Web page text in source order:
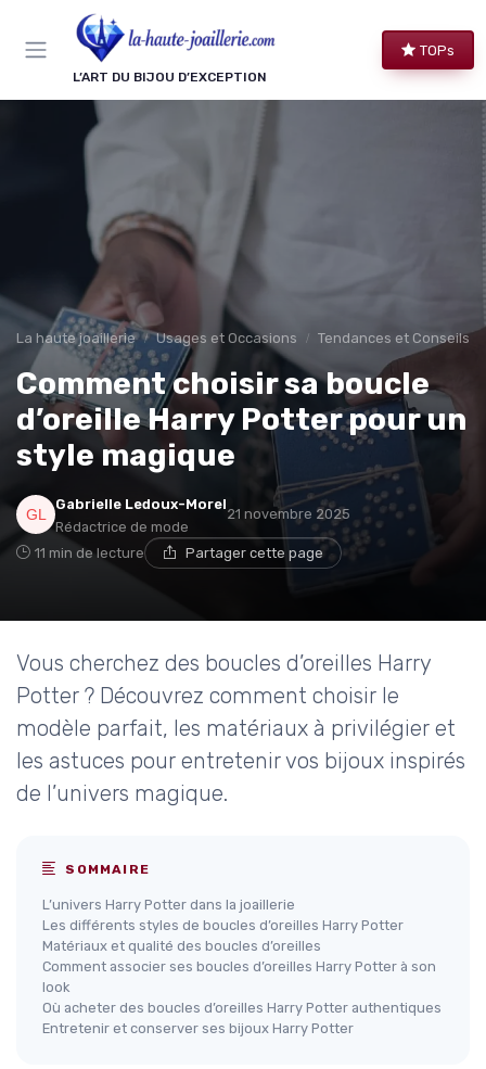
L’ART DU BIJOU D’EXCEPTION
TOPs
La haute joaillerie Usages et Occasions Tendances et Conseils
Comment choisir sa boucle
d’oreille Harry Potter pour un
style magique
Gabrielle Ledoux-Morel
Rédactrice de mode
21 novembre 2025
11 min de lecture Partager cette page
Vous cherchez des boucles d’oreilles Harry
Potter ? Découvrez comment choisir le
modèle parfait, les matériaux à privilégier et
les astuces pour entretenir vos bijoux inspirés
de l’univers magique.
SOMMAIRE
L’univers Harry Potter dans la joaillerie
Les différents styles de boucles d’oreilles Harry Potter
Matériaux et qualité des boucles d’oreilles
Comment associer ses boucles d’oreilles Harry Potter à son
look
Où acheter des boucles d’oreilles Harry Potter authentiques
Entretenir et conserver ses bijoux Harry Potter
Panneau de gestion des cookies